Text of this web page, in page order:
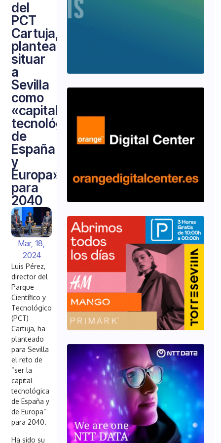
del
PCT
Cartuja,
plantea
situar
a
Sevilla
como
«capital
tecnológica
de
España
y
Europa»
para
2040
Mar, 18,
2024
Luis Pérez,
director del
Parque
Científico y
Tecnológico
(PCT)
Cartuja, ha
planteado
para Sevilla
el reto de
“ser la
capital
tecnológica
de España y
de Europa”
para 2040.
Ha sido su